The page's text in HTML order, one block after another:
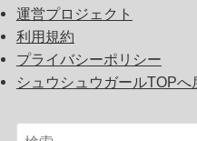
運営プロジェクト
利用規約
プライバシーポリシー
シュウシュウガールTOPへ